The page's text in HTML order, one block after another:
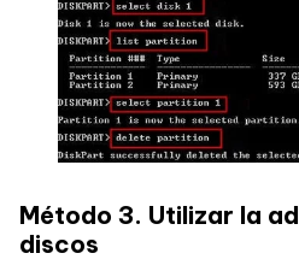
Método 3. Utilizar la
discos